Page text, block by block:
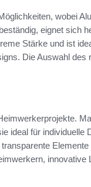
wobei
eignet sich
Stärke und ist
Die Auswahl des
ideal für individuelle